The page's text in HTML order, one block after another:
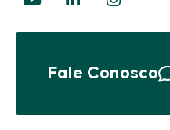
Fale Conosco